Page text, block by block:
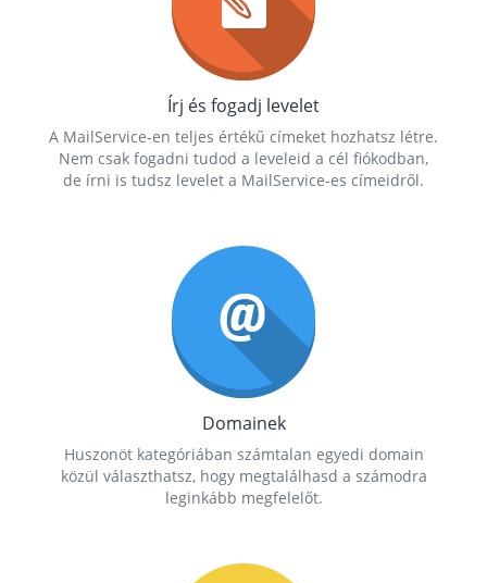
Írj és fogadj levelet
A MailService-en teljes értékű címeket hozhatsz létre.
Nem csak fogadni tudod a leveleid a cél fiókodban,
de írni is tudsz levelet a MailService-es címeidről.
Domainek
Huszonöt kategóriában számtalan egyedi domain
közül választhatsz, hogy megtalálhasd a számodra
leginkább megfelelőt.